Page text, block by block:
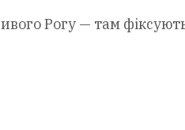
Рогу — там